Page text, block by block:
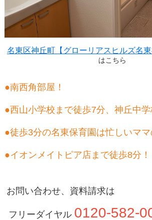
名東区神丘町【グローリアスヒルズ名東
はこちら
●南西角部屋！
●西山小学校まで徒歩7分、神丘中学
●徒歩3分の名東保育園は忙しいママ
●イオンメイトピア店まで徒歩8分！
お問い合わせ、資料請求は
フリーダイヤル 0120-582-